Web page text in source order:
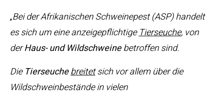
„Bei der Afrikanischen Schweinepest (ASP) handelt
es sich um eine anzeigepflichtigeTierseuche, von
derHaus- und Wildschweinebetroffen sind.
DieTierseuchebreitetsich vor allem über die
Wildschweinbestände in vielen